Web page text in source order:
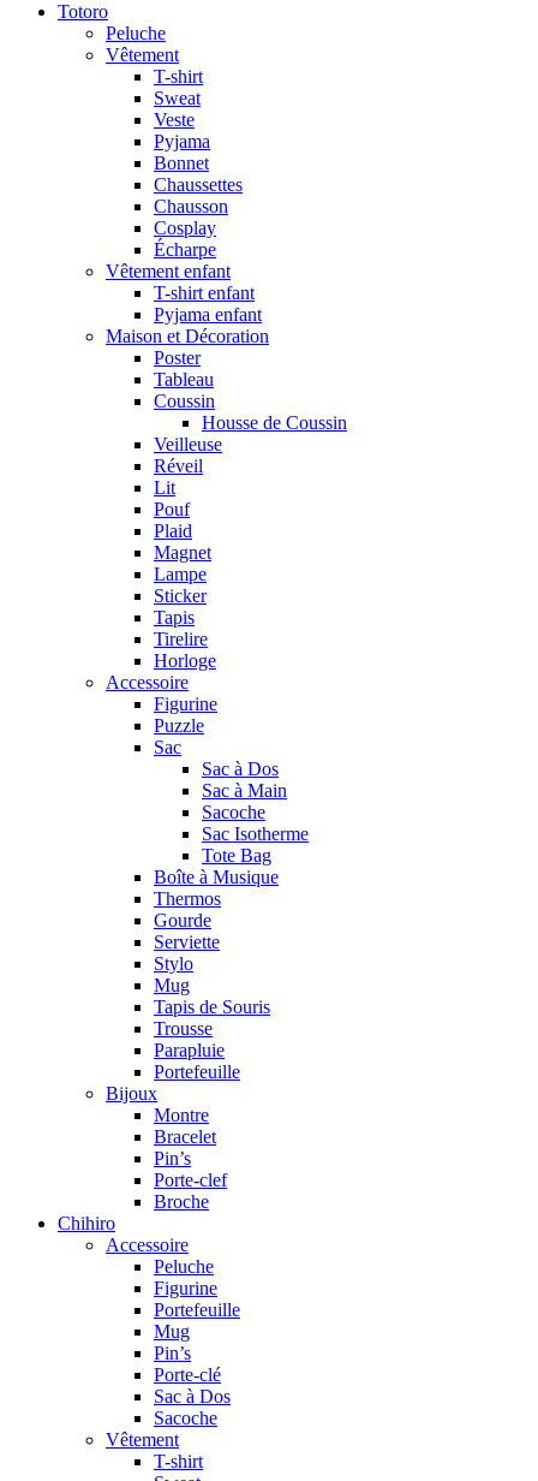
Totoro
Peluche
Vêtement
T-shirt
Sweat
Veste
Pyjama
Bonnet
Chaussettes
Chausson
Cosplay
Écharpe
Vêtement enfant
T-shirt enfant
Pyjama enfant
Maison et Décoration
Poster
Tableau
Coussin
Housse de Coussin
Veilleuse
Réveil
Lit
Pouf
Plaid
Magnet
Lampe
Sticker
Tapis
Tirelire
Horloge
Accessoire
Figurine
Puzzle
Sac
Sac à Dos
Sac à Main
Sacoche
Sac Isotherme
Tote Bag
Boîte à Musique
Thermos
Gourde
Serviette
Stylo
Mug
Tapis de Souris
Trousse
Parapluie
Portefeuille
Bijoux
Montre
Bracelet
Pin’s
Porte-clef
Broche
Chihiro
Accessoire
Peluche
Figurine
Portefeuille
Mug
Pin’s
Porte-clé
Sac à Dos
Sacoche
Vêtement
T-shirt